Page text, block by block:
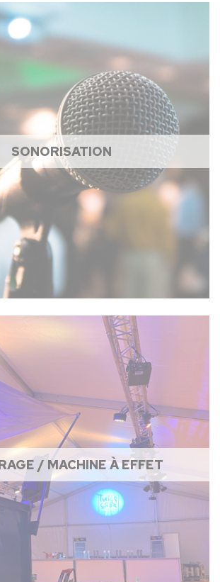
SONORISATION
/ MACHINE À EFFET